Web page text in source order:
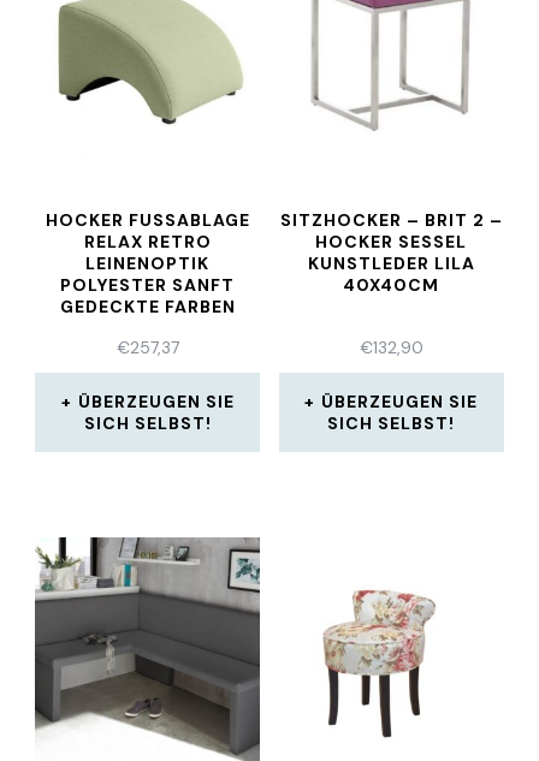
HOCKER FUSSABLAGE R
ELAX RETRO L
EINENOPTIK P
OLYESTER SANFT G
EDECKTE FARBEN
€257,37
ÜBERZEUGEN SIE
SICH SELBST!
SITZHOCKER – BRIT 2 –
HOCKER SESSEL
KUNSTLEDER LILA
40X40CM
€132,90
ÜBERZEUGEN SIE
SICH SELBST!